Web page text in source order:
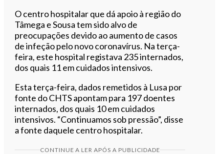
O centro hospitalar que dá apoio à região do
Tâmega e Sousa tem sido alvo de
preocupações devido ao aumento de casos
de infeção pelo novo coronavírus. Na terça-
feira, este hospital registava 235 internados,
dos quais 11 em cuidados intensivos.
Esta terça-feira, dados remetidos à Lusa por
fonte do CHTS apontam para 197 doentes
internados, dos quais 10 em cuidados
intensivos. “Continuamos sob pressão”, disse
a fonte daquele centro hospitalar.
CONTINUE A LER APÓS A PUBLICIDADE